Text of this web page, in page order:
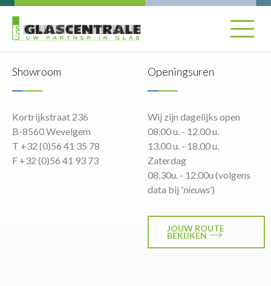
Showroom
Kortrijkstraat 236
B-8560 Wevelgem
T +32 (0)56 41 35 78
F +32 (0)56 41 93 73
Openingsuren
Wij zijn dagelijks open
08.00 u. - 12.00 u.
13.00 u. - 18.00 u.
Zaterdag
08.30u. - 12.00u (volgens
data bij 'nieuws')
JOUW ROUTE
BEKIJKEN